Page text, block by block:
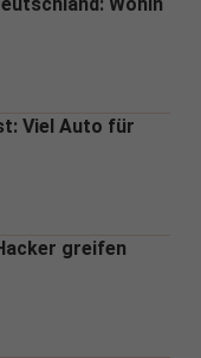
Viel Auto für
greifen